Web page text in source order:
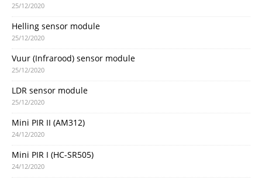
25/12/2020
Helling sensor module
25/12/2020
Vuur (Infrarood) sensor module
25/12/2020
LDR sensor module
25/12/2020
Mini PIR II (AM312)
24/12/2020
Mini PIR I (HC-SR505)
24/12/2020